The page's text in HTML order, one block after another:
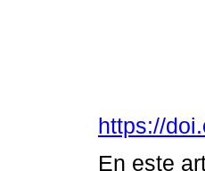
https://
En este